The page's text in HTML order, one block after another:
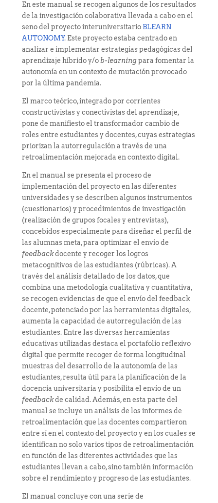
En este manual se recogen algunos de los resultados
de la investigación colaborativa llevada a cabo en el
seno del proyecto interuniversitario BLEARN
AUTONOMY. Este proyecto estaba centrado en
analizar e implementar estrategias pedagógicas del
aprendizaje híbrido y/ob-learningpara fomentar la
autonomía en un contexto de mutación provocado
por la última pandemia.
El marco teórico, integrado por corrientes
constructivistas y conectivistas del aprendizaje,
pone de manifiesto el transformador cambio de
roles entre estudiantes y docentes, cuyas estrategias
priorizan la autorregulación a través de una
retroalimentación mejorada en contexto digital.
En el manual se presenta el proceso de
implementación del proyecto en las diferentes
universidades y se describen algunos instrumentos
(cuestionarios) y procedimientos de investigación
(realización de grupos focales y entrevistas),
concebidos especialmente para diseñar el perfil de
las alumnas meta, para optimizar el envío de
feedbackdocente y recoger los logros
metacognitivos de las estudiantes (rúbricas). A
través del análisis detallado de los datos, que
combina una metodología cualitativa y cuantitativa,
se recogen evidencias de que el envío del feedback
docente, potenciado por las herramientas digitales,
aumenta la capacidad de autorregulación de las
estudiantes. Entre las diversas herramientas
educativas utilizadas destaca el portafolio reflexivo
digital que permite recoger de forma longitudinal
muestras del desarrollo de la autonomía de las
estudiantes, resulta útil para la planificación de la
docencia universitaria y posibilita el envío de un
feedbackde calidad. Además, en esta parte del
manual se incluye un análisis de los informes de
retroalimentación que las docentes compartieron
entre sí en el contexto del proyecto y en los cuales se
identifican no solo varios tipos de retroalimentación
en función de las diferentes actividades que las
estudiantes llevan a cabo, sino también información
sobre el rendimiento y progreso de las estudiantes.
El manual concluye con una serie de